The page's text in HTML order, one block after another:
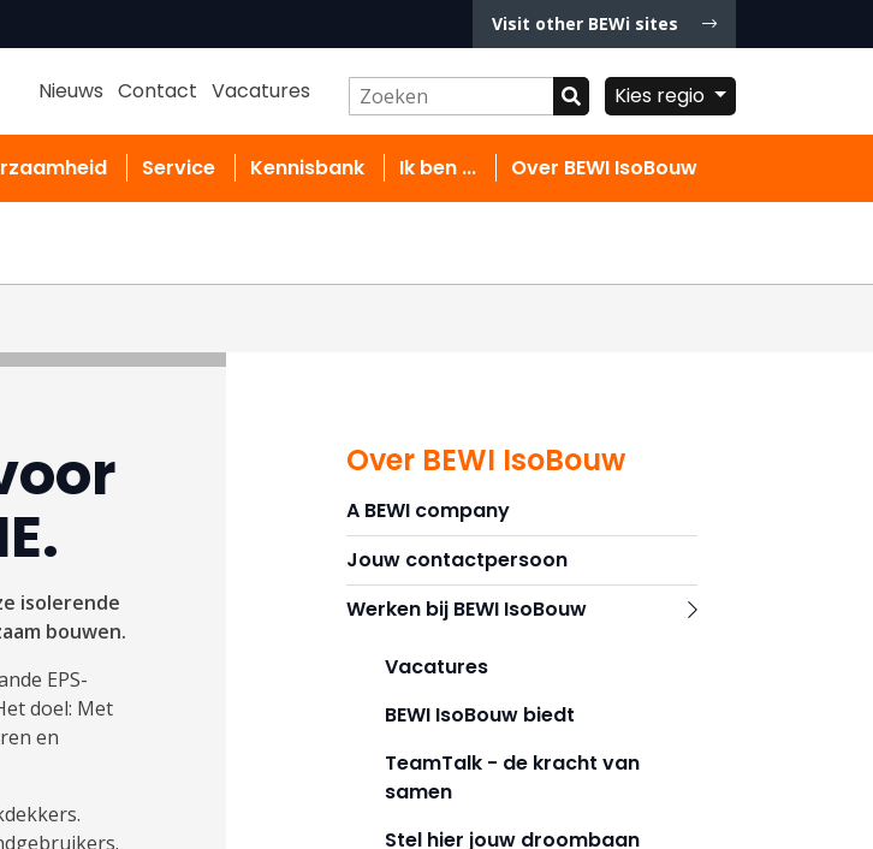
Visit other BEWi sites
Nieuws Contact Vacatures Kies regio
Service Kennisbank Ik ben ... Over BEWI IsoBouw
isolerende
bouwen.
EPS-
doel: Met
en
Over BEWI IsoBouw
A BEWI company
Jouw contactpersoon
Werken bij BEWI IsoBouw
Vacatures
BEWI IsoBouw biedt
TeamTalk - de kracht van
samen
Stel hier jouw droombaan